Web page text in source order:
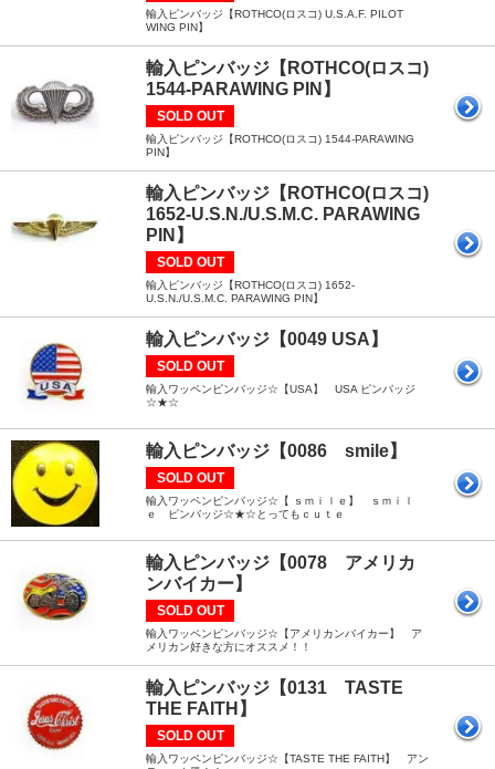
輸入ピンバッジ【ROTHCO(ロスコ) U.S.A.F. PILOT
WING PIN】
輸入ピンバッジ【ROTHCO(ロスコ)
1544-PARAWING PIN】
SOLD OUT
輸入ピンバッジ【ROTHCO(ロスコ) 1544-PARAWING
PIN】
輸入ピンバッジ【ROTHCO(ロスコ)
1652-U.S.N./U.S.M.C. PARAWING
PIN】
SOLD OUT
輸入ピンバッジ【ROTHCO(ロスコ) 1652-
U.S.N./U.S.M.C. PARAWING PIN】
輸入ピンバッジ【0049 USA】
SOLD OUT
輸入ワッペンピンバッジ☆【USA】 USA ピンバッジ
☆★☆
輸入ピンバッジ【0086 smile】
SOLD OUT
輸入ワッペンピンバッジ☆【 ｓｍｉｌｅ】 ｓｍｉｌ
ｅ ピンバッジ☆★☆とってもｃｕｔｅ
輸入ピンバッジ【0078 アメリカ
ンバイカー】
SOLD OUT
輸入ワッペンピンバッジ☆【アメリカンバイカー】 ア
メリカン好きな方にオススメ！！
輸入ピンバッジ【0131 TASTE
THE FAITH】
SOLD OUT
輸入ワッペンピンバッジ☆【TASTE THE FAITH】 アン